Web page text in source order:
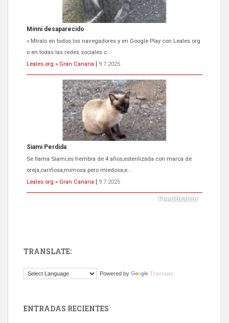
Minni desaparecido
» Míralo en todos los navegadores y en Google Play con Leales.org
o en todas las redes sociales c...
Leales.org » Gran Canaria
9.7.2025
Siami Perdida
Se llama Siami,es hembra de 4 años,esterilizada con marca de
oreja,cariñosa,mimosa pero miedosa,e...
Leales.org » Gran Canaria
9.7.2025
El ayuntamiento se va a llevar a Los Gatos callejeros de la zona los
TRANSLATE:
Powered by Translate
ENTRADAS RECIENTES